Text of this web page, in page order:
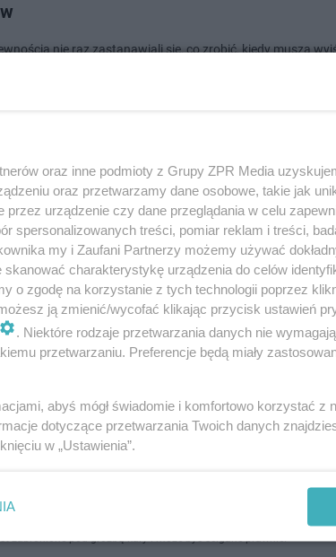
nie raz zastanawiali się, co zrobić, kiedy muszą
lub dalej rozpowszechniany w jakikolwiek sposób (w tym
praw. Jakiekolwiek użycie lub wykorzystanie utworów
zabronione pod groźbą kary i może być ścigane prawnie.
oraz inne podmioty z Grupy ZPR Media
oraz przetwarzamy dane osobowe, takie jak
przez urządzenie czy dane przeglądania w celu
spersonalizowanych treści, pomiar reklam i treści,
my i Zaufani Partnerzy możemy używać
charakterystykę urządzenia do celów
o zgodę na korzystanie z tych technologii poprzez
ją zmienić/wycofać klikając przycisk ustawień
. Niektóre rodzaje przetwarzania danych nie
przetwarzaniu. Preferencje będą miały
abyś mógł świadomie i komfortowo korzystać z
dotyczące przetwarzania Twoich danych
w „Ustawienia”.